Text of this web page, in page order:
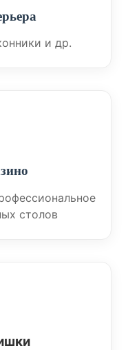
и др.
столов